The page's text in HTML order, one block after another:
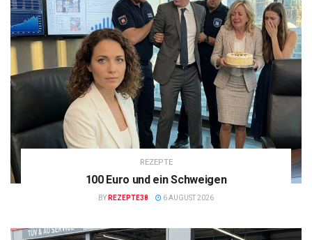
REZEPTE
100 Euro und ein Schweigen
BY REZEPTE38 6 AUGUST 2026